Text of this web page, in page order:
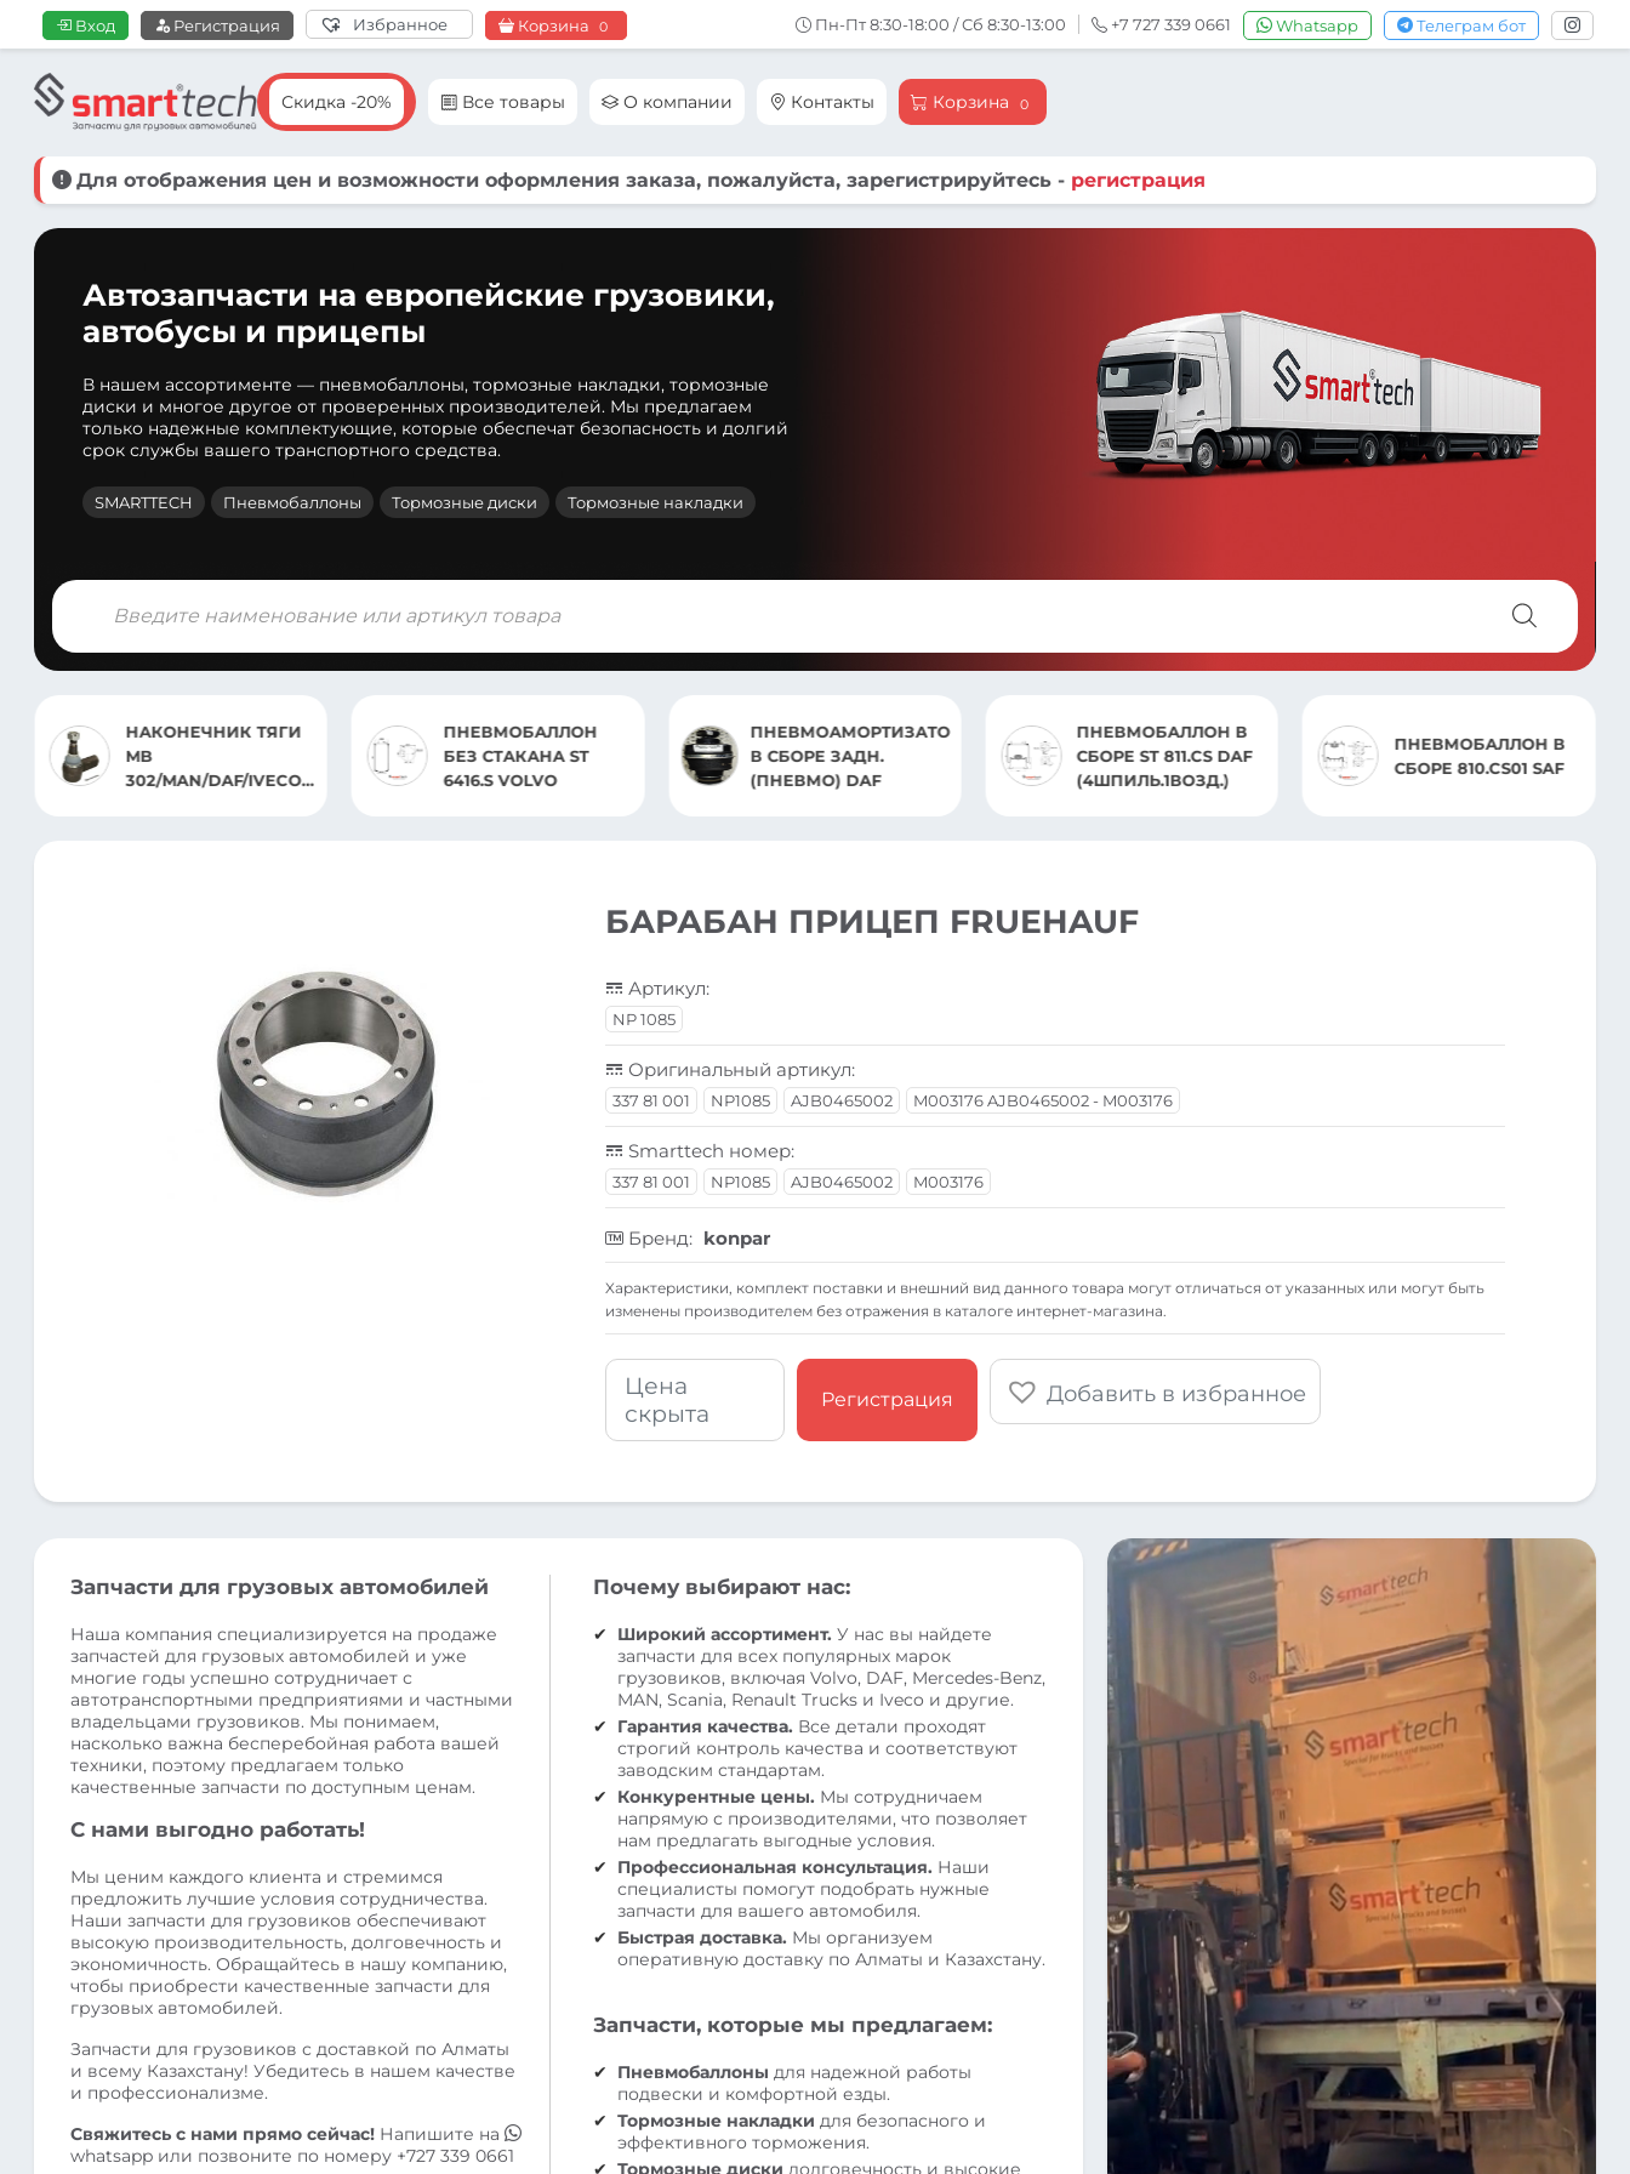
Вход Регистрация Избранное Корзина 0 Пн-Пт 8:30-18:00 / Сб 8:30-13:00 +7 727 339 0661 Whatsapp Телеграм бот
Скидка -20% Все товары О компании Контакты Корзина 0
Для отображения цен и возможности оформления заказа, пожалуйста, зарегистрируйтесь - регистрация
Автозапчасти на европейские грузовики,
автобусы и прицепы
В нашем ассортименте — пневмобаллоны, тормозные накладки, тормозные
диски и многое другое от проверенных производителей. Мы предлагаем
только надежные комплектующие, которые обеспечат безопасность и долгий
срок службы вашего транспортного средства.
SMARTTECH Пневмобаллоны Тормозные диски Тормозные накладки
Поиск
товаров
НАКОНЕЧНИК ТЯГИ
MB
302/MAN/DAF/IVECO
ПНЕВМОБАЛЛОН
БЕЗ СТАКАНА ST
6416.S VOLVO
ПНЕВМОАМОРТИЗАТОР
В СБОРЕ ЗАДН.
(ПНЕВМО) DAF
ПНЕВМОБАЛЛОН В
СБОРЕ ST 811.CS DAF
(4ШПИЛЬ.1ВОЗД.)
ПНЕВМОБАЛЛОН В
СБОРЕ 810.CS01 SAF
БАРАБАН ПРИЦЕП FRUEHAUF
Артикул:
NP 1085
Оригинальный артикул:
337 81 001 NP1085 AJB0465002 M003176 AJB0465002 - M003176
Smarttech номер:
337 81 001 NP1085 AJB0465002 M003176
Бренд: konpar
Xарактеристики, комплект поставки и внешний вид данного товара могут отличаться от указанных или могут быть
изменены производителем без отражения в каталоге интернет-магазина.
Цена
скрыта
Регистрация Добавить в избранное
Запчасти для грузовых автомобилей
Наша компания специализируется на продаже
запчастей для грузовых автомобилей и уже
многие годы успешно сотрудничает с
автотранспортными предприятиями и частными
владельцами грузовиков. Мы понимаем,
насколько важна бесперебойная работа вашей
техники, поэтому предлагаем только
качественные запчасти по доступным ценам.
С нами выгодно работать!
Мы ценим каждого клиента и стремимся
предложить лучшие условия сотрудничества.
Наши запчасти для грузовиков обеспечивают
высокую производительность, долговечность и
экономичность. Обращайтесь в нашу компанию,
чтобы приобрести качественные запчасти для
грузовых автомобилей.
Запчасти для грузовиков с доставкой по Алматы
и всему Казахстану! Убедитесь в нашем качестве
и профессионализме.
Свяжитесь с нами прямо сейчас! Напишите на
whatsapp или позвоните по номеру +727 339 0661
Почему выбирают нас:
Широкий ассортимент. У нас вы найдете
запчасти для всех популярных марок
грузовиков, включая Volvo, DAF, Mercedes-Benz,
MAN, Scania, Renault Trucks и Iveco и другие.
Гарантия качества. Все детали проходят
строгий контроль качества и соответствуют
заводским стандартам.
Конкурентные цены. Мы сотрудничаем
напрямую с производителями, что позволяет
нам предлагать выгодные условия.
Профессиональная консультация. Наши
специалисты помогут подобрать нужные
запчасти для вашего автомобиля.
Быстрая доставка. Мы организуем
оперативную доставку по Алматы и Казахстану.
Запчасти, которые мы предлагаем:
Пневмобаллоны для надежной работы
подвески и комфортной езды.
Тормозные накладки для безопасного и
эффективного торможения.
Тормозные диски долговечность и высокие